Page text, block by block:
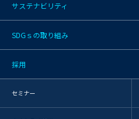
サステナビリティ
SDGｓの取り組み
採用
セミナー